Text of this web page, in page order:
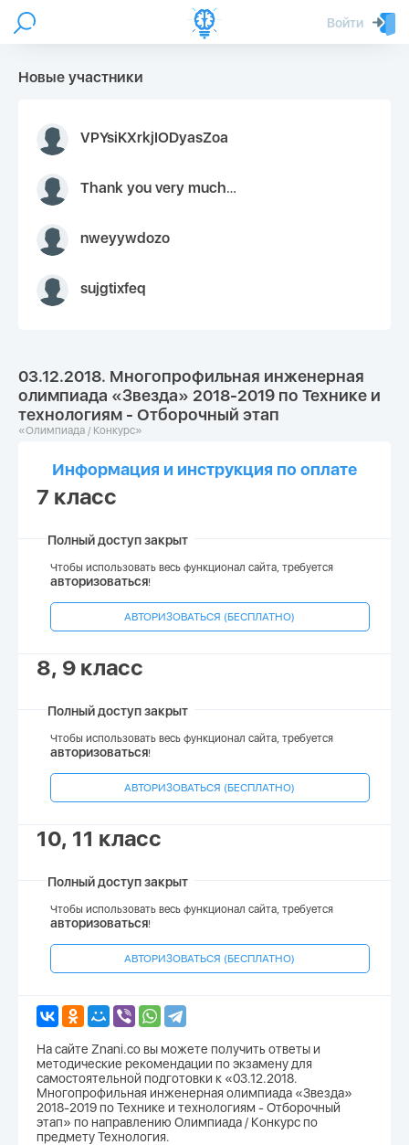
Войти
Новые участники
VPYsiKXrkjIODyasZoa
Thank you very much for your inquiry We appreciate you 9126052 https://youtube.com faceapple !
nweyywdozo
sujgtixfeq
03.12.2018. Многопрофильная инженерная
олимпиада «Звезда» 2018-2019 по Технике и
технологиям - Отборочный этап
«Олимпиада / Конкурс»
Информация и инструкция по оплате
7 класс
Полный доступ закрыт
Чтобы использовать весь функционал сайта, требуется
авторизоваться!
АВТОРИЗОВАТЬСЯ (БЕСПЛАТНО)
8, 9 класс
Полный доступ закрыт
Чтобы использовать весь функционал сайта, требуется
авторизоваться!
АВТОРИЗОВАТЬСЯ (БЕСПЛАТНО)
10, 11 класс
Полный доступ закрыт
Чтобы использовать весь функционал сайта, требуется
авторизоваться!
АВТОРИЗОВАТЬСЯ (БЕСПЛАТНО)
На сайте Znani.co вы можете получить ответы и
методические рекомендации по экзамену для
самостоятельной подготовки к «03.12.2018.
Многопрофильная инженерная олимпиада «Звезда»
2018-2019 по Технике и технологиям - Отборочный
этап» по направлению Олимпиада / Конкурс по
предмету Технология.